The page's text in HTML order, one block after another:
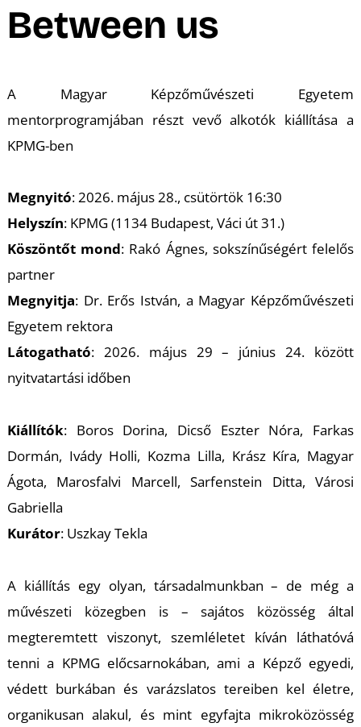
Between us
A Magyar Képzőművészeti Egyetem
mentorprogramjában részt vevő alkotók kiállítása a
KPMG-ben
Megnyitó: 2026. május 28., csütörtök 16:30
Helyszín: KPMG (1134 Budapest, Váci út 31.)
Köszöntőt mond: Rakó Ágnes, sokszínűségért felelős
partner
Megnyitja: Dr. Erős István, a Magyar Képzőművészeti
Egyetem rektora
Látogatható: 2026. május 29 – június 24. között
nyitvatartási időben
Kiállítók: Boros Dorina, Dicső Eszter Nóra, Farkas
Dormán, Ivády Holli, Kozma Lilla, Krász Kíra, Magyar
Ágota, Marosfalvi Marcell, Sarfenstein Ditta, Városi
Gabriella
Kurátor: Uszkay Tekla
A kiállítás egy olyan, társadalmunkban – de még a
művészeti közegben is – sajátos közösség által
megteremtett viszonyt, szemléletet kíván láthatóvá
tenni a KPMG előcsarnokában, ami a Képző egyedi,
védett burkában és varázslatos tereiben kel életre,
organikusan alakul, és mint egyfajta mikroközösség